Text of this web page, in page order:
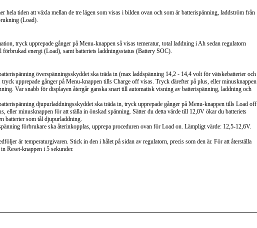
hela tiden att växla mellan de tre lägen som visas i bilden ovan och som är batterispänning, laddström från
(Load).
tryck upprepade gånger på Menu-knappen så visas temeratur, total laddning i Ah sedan regulatorn
förbrukad energi (Load), samt batteriets laddningsstatus (Battery SOC).
överspänningsskyddet ska träda in (max laddspänning 14,2 - 14,4 volt för vätskebatterier och
upprepade gånger på Menu-knappen tills Charge off visas. Tryck därefter på plus, eller minusknappen
Var snabb för displayen återgår ganska snart till automatisk visning av batterispänning, laddning och
djupurladdningsskyddet ska träda in, tryck upprepade gånger på Menu-knappen tills Load off
eller minusknappen för att ställa in önskad spänning. Sätter du detta värde till 12,0V ökar du batteriets
batterier som tål djupurladdning.
förbrukare ska återinkopplas, upprepa proceduren ovan för Load on. Lämpligt värde: 12,5-12,6V.
är temperaturgivaren. Stick in den i hålet på sidan av regulatorn, precis som den är. För att återställa
Reset-knappen i 5 sekunder.